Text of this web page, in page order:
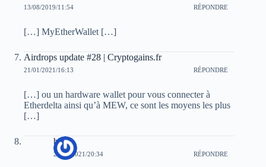
13/08/2019/11:54 RÉPONDRE
[…] MyEtherWallet […]
Airdrops update #28 | Cryptogains.fr
21/01/2021/16:13 RÉPONDRE
[…] ou un hardware wallet pour vous connecter à
Etherdelta ainsi qu’à MEW, ce sont les moyens les plus
[…]
bp40
29/05/2021/20:34 RÉPONDRE